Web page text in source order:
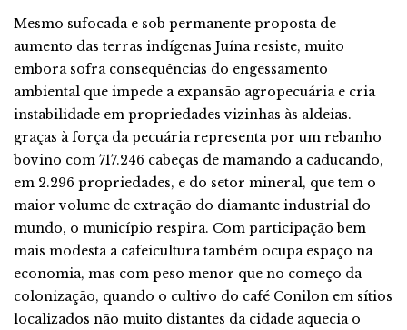
Mesmo sufocada e sob permanente proposta de
aumento das terras indígenas Juína resiste, muito
embora sofra consequências do engessamento
ambiental que impede a expansão agropecuária e cria
instabilidade em propriedades vizinhas às aldeias.
graças à força da pecuária representa por um rebanho
bovino com 717.246 cabeças de mamando a caducando,
em 2.296 propriedades, e do setor mineral, que tem o
maior volume de extração do diamante industrial do
mundo, o município respira. Com participação bem
mais modesta a cafeicultura também ocupa espaço na
economia, mas com peso menor que no começo da
colonização, quando o cultivo do café Conilon em sítios
localizados não muito distantes da cidade aquecia o